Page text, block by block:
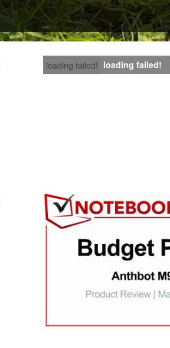
loading failed! loading failed!